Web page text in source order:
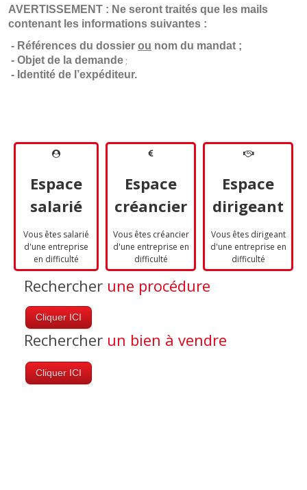
AVERTISSEMENT : Ne seront traités que les mails
contenant les informations suivantes :
- Références du dossier ou nom du mandat ;
- Objet de la demande ;
- Identité de l’expéditeur.
Espace
salarié
Vous êtes salarié
d'une entreprise
en difficulté
Espace
créancier
Vous êtes créancier
d'une entreprise en
difficulté
Espace
dirigeant
Vous êtes dirigeant
d'une entreprise en
difficulté
Rechercher une procédure
Cliquer ICI
Rechercher un bien à vendre
Cliquer ICI